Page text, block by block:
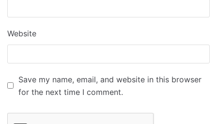
Website
Save my name, email, and website in this browser
for the next time I comment.